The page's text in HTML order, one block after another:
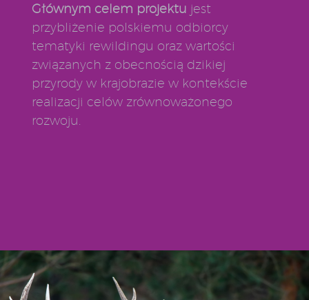
Głównym celem projektu jest
przybliżenie polskiemu odbiorcy
tematyki rewildingu oraz wartości
związanych z obecnością dzikiej
przyrody w krajobrazie w kontekście
realizacji celów zrównoważonego
rozwoju.